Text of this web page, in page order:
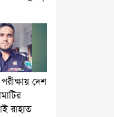
দেশ
রাহাত